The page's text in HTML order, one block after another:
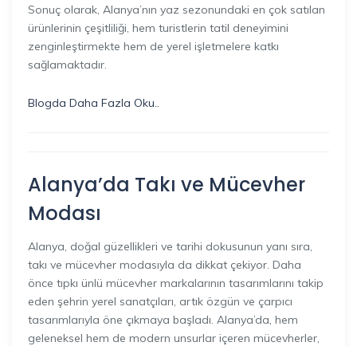
Sonuç olarak, Alanya’nın yaz sezonundaki en çok satılan
ürünlerinin çeşitliliği, hem turistlerin tatil deneyimini
zenginleştirmekte hem de yerel işletmelere katkı
sağlamaktadır.
Blogda Daha Fazla Oku..
Alanya’da Takı ve Mücevher
Modası
Alanya, doğal güzellikleri ve tarihi dokusunun yanı sıra,
takı ve mücevher modasıyla da dikkat çekiyor. Daha
önce tıpkı ünlü mücevher markalarının tasarımlarını takip
eden şehrin yerel sanatçıları, artık özgün ve çarpıcı
tasarımlarıyla öne çıkmaya başladı. Alanya’da, hem
geleneksel hem de modern unsurlar içeren mücevherler,